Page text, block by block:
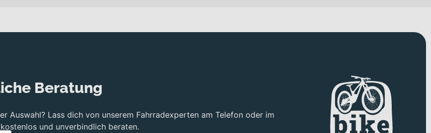
das Bike zudem kompatibel mit gängigen 26-Zoll-Zubehörteilen und lässt sich einfach an Deine individuellen
kg Gewicht
Strecken
Beratung
Auswahl? Lass dich von unserem Fahrradexperten am Telefon oder im
und unverbindlich beraten.